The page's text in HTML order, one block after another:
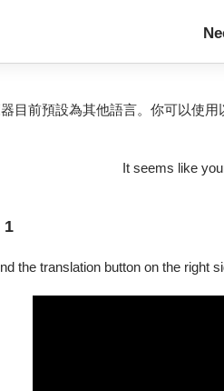
目前預設為其他語言。你可以使
It seems like
1
the translation button on the right
波林格林州立大學（Bowling
學位，並學習爵士音樂。專精古
大學音樂系，並擔任臺北爵士大樂
際爵士音樂營後，與好友共組〈
北多處餐廳演出；精通於古典及
藝術跨界劇場《騷2016》、2019